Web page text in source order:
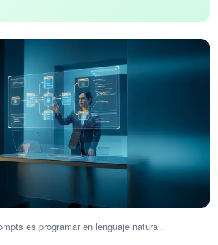
es programar en lenguaje natural.